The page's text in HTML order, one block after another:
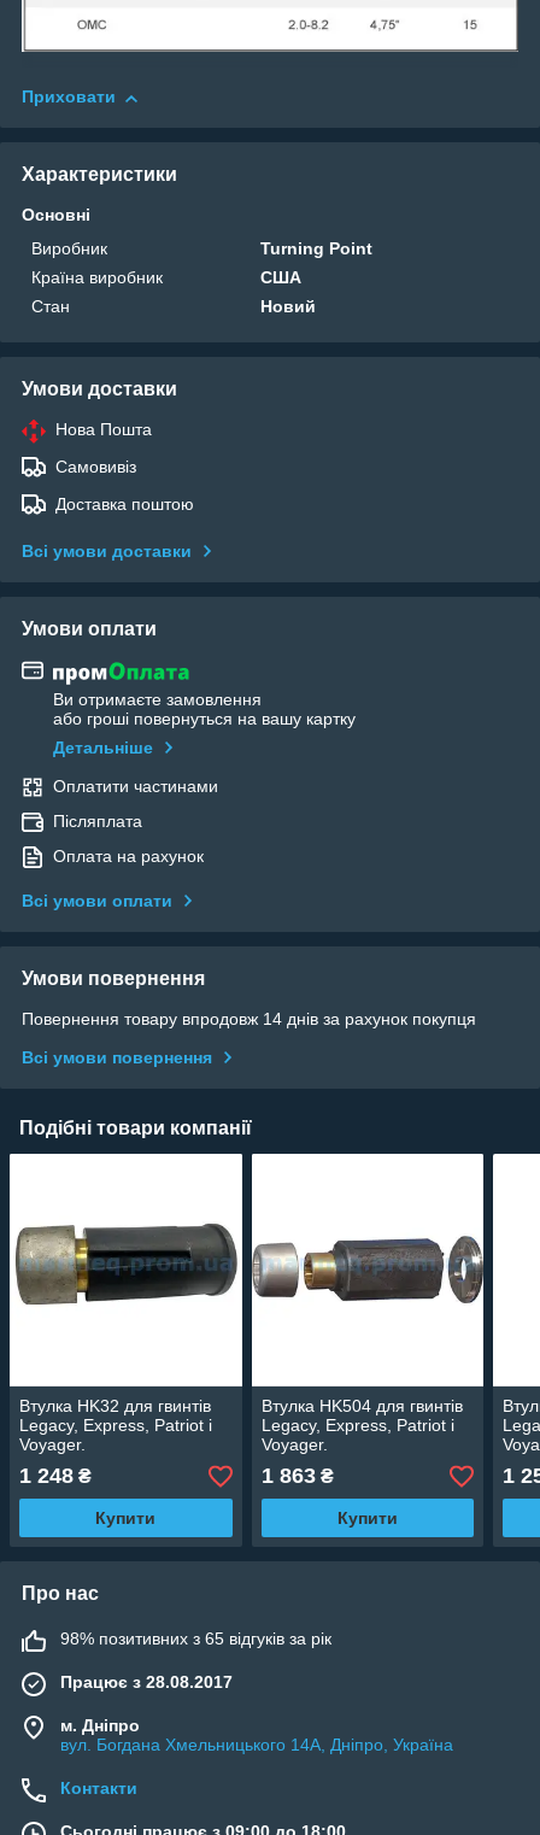
Приховати
Характеристики
Основні
Виробник
Turning Point
Країна виробник
США
Стан
Новий
Умови доставки
Нова Пошта
Самовивіз
Доставка поштою
Всі умови доставки
Умови оплати
Ви отримаєте замовлення
або гроші повернуться на вашу картку
Детальніше
Оплатити частинами
Післяплата
Оплата на рахунок
Всі умови оплати
Умови повернення
Повернення товару впродовж 14 днів за рахунок покупця
Всі умови повернення
Подібні товари компанії
Втулка HK32 для гвинтів
Legacy, Express, Patriot і
Voyager.
1 248 ₴
Купити
Втулка HK504 для гвинтів
Legacy, Express, Patriot і
Voyager.
1 863₴
Купити
1
Про нас
98% позитивних з 65 відгуків за рік
Працює з 28.08.2017
м. Дніпро
вул. Богдана Хмельницького 14А, Дніпро, Україна
Контакти